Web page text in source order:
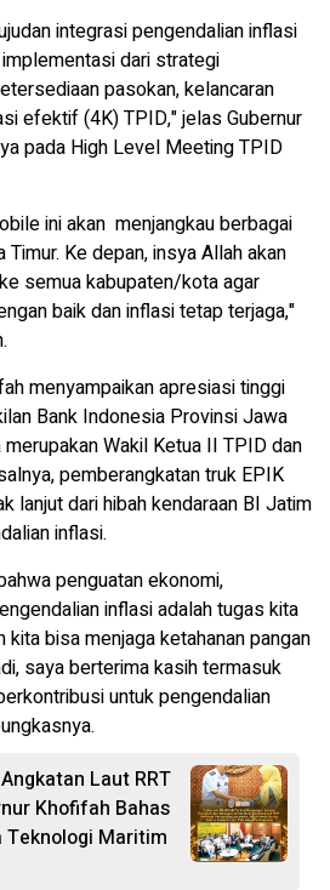
integrasi pengendalian inflasi
dari strategi
pasokan, kelancaran
efektif (4K) TPID," jelas Gubernur
pada High Level Meeting TPID
ini akan menjangkau berbagai
Ke depan, insya Allah akan
semua kabupaten/kota agar
baik dan inflasi tetap terjaga,"
menyampaikan apresiasi tinggi
Bank Indonesia Provinsi Jawa
Wakil Ketua II TPID dan
pemberangkatan truk EPIK
lanjut dari hibah kendaraan BI Jatim
inflasi.
penguatan ekonomi,
inflasi adalah tugas kita
kita bisa menjaga ketahanan pangan
saya berterima kasih termasuk
untuk pengendalian
Laut RRT
Khofifah Bahas
Teknologi Maritim